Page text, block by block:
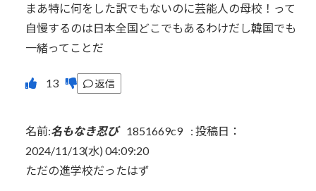
まあ特に何をした訳でもないのに芸能人の母校！って
自慢するのは日本全国どこでもあるわけだし韓国でも
一緒ってことだ
返信
名前:名もなき忍び 1851669c9 : 投稿日：
2024/11/13(水) 04:09:20
ただの進学校だったはず